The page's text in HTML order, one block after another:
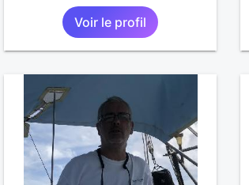
Voir le profil